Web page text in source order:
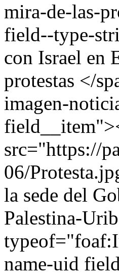
mira-de-las-
field--type-
con Israel en
protestas </
imagen-
src="https://
06/
la sede del
Palestina-
name-uid